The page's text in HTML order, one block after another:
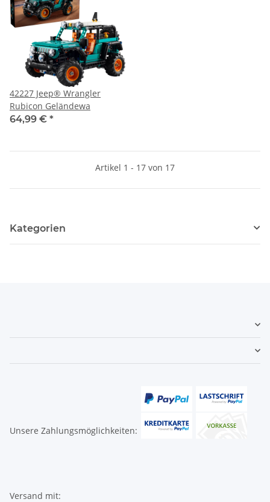
42227 Jeep® Wrangler
Rubicon Geländewa
64,99 € *
Artikel 1 - 17 von 17
Kategorien
Unsere Zahlungsmöglichkeiten:
Versand mit: